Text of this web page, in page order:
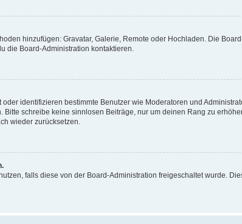
hinzufügen: Gravatar, Galerie, Remote oder Hochladen. Die
die Board-Administration kontaktieren.
identifizieren bestimmte Benutzer wie Moderatoren und
schreibe keine sinnlosen Beiträge, nur um deinen Rang zu
wieder zurücksetzen.
falls diese von der Board-Administration freigeschaltet wurde.